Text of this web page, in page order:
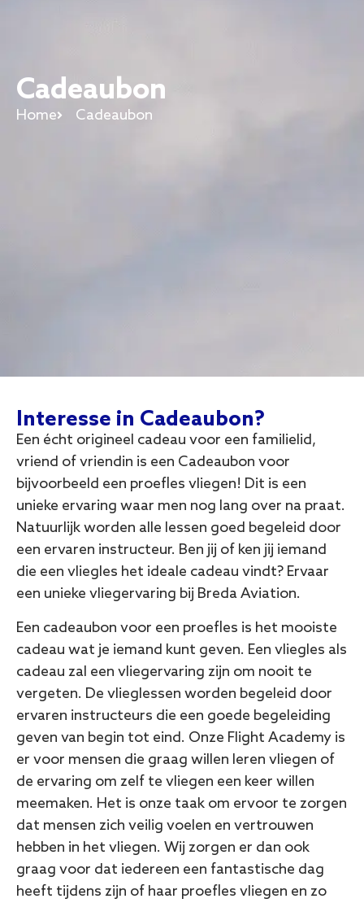
Cadeaubon
Home Cadeaubon
Interesse in Cadeaubon?
Een écht origineel cadeau voor een familielid,
vriend of vriendin is een Cadeaubon voor
bijvoorbeeld een proefles vliegen! Dit is een
unieke ervaring waar men nog lang over na praat.
Natuurlijk worden alle lessen goed begeleid door
een ervaren instructeur. Ben jij of ken jij iemand
die een vliegles het ideale cadeau vindt? Ervaar
een unieke vliegervaring bij Breda Aviation.
Een cadeaubon voor een proefles is het mooiste
cadeau wat je iemand kunt geven. Een vliegles als
cadeau zal een vliegervaring zijn om nooit te
vergeten. De vlieglessen worden begeleid door
ervaren instructeurs die een goede begeleiding
geven van begin tot eind. Onze Flight Academy is
er voor mensen die graag willen leren vliegen of
de ervaring om zelf te vliegen een keer willen
meemaken. Het is onze taak om ervoor te zorgen
dat mensen zich veilig voelen en vertrouwen
hebben in het vliegen. Wij zorgen er dan ook
graag voor dat iedereen een fantastische dag
heeft tijdens zijn of haar proefles vliegen en zo